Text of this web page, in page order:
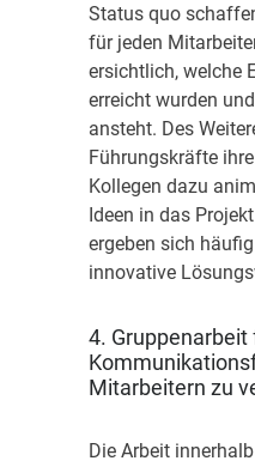
Status quo
für jeden
ersichtlich, welche
erreicht wurden
ansteht. Des
Führungskräfte
Kollegen dazu
Ideen in das
ergeben sich
innovative
4. Gruppenarbeit
Mitarbeitern zu
Die Arbeit